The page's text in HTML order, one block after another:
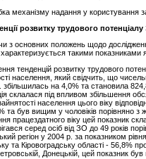
механізму надання у користування
розвитку трудового потенціалу
з основних положень щодо
характеризується такими показниками
тенденцій розвитку трудового
населення, який свідчить, що
збільшилась на 4,0% та становила
склалася під впливом збільшення
населення цього віку
та був вищим у чоловіків порівняно з
працездатного віку цей показник
серед осіб від ЗО до 49 років
регіон у 2004 р. за показником
та Кіровоградську області - 56,8%
Донецькій, цей показник